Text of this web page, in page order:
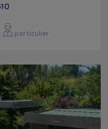
particulier